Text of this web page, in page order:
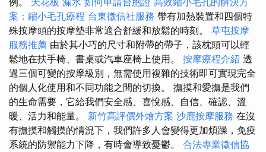
案：縮小毛孔療程 台東徵信社服務 帶有加熱裝置和四個特
殊按摩頭的按摩墊非常適合舒緩和放鬆的時刻。 草屯按摩
服務推薦 由於其小巧的尺寸和附帶的帶子，該枕頭可以輕
鬆地在扶手椅、書桌或汽車座椅上使用。 按摩療程介紹 透
過三個可變的按摩級別，無需使用複雜的技術即可實現完全
的個人化使用和不同功能之間的切換。 撫摸和愛撫是我們
的生命需要，它給我們安全感、喜悅感、自信、確認、溫
暖、活力和能量。 新竹高評價外燴方案 沙鹿按摩服務 在沒
有撫摸和觸摸的情況下，我們許多人會變得更加煩躁，免疫
系統的防禦能力下降，有時會導致憂鬱。 合法專業徵信協